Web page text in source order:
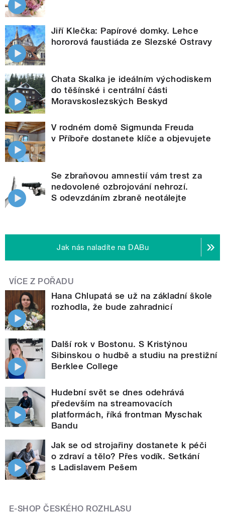
Jiří Klečka: Papírové domky. Lehce
hororová faustiáda ze Slezské Ostravy
Chata Skalka je ideálním východiskem
do těšínské i centrální části
Moravskoslezských Beskyd
V rodném domě Sigmunda Freuda
v Příboře dostanete klíče a objevujete
Se zbraňovou amnestií vám trest za
nedovolené ozbrojování nehrozí.
S odevzdáním zbraně neotálejte
Jak nás naladíte na DABu
VÍCE Z POŘADU
Hana Chlupatá se už na základní škole
rozhodla, že bude zahradnicí
Další rok v Bostonu. S Kristýnou
Sibinskou o hudbě a studiu na prestižní
Berklee College
Hudební svět se dnes odehrává
především na streamovacích
platformách, říká frontman Myschak
Bandu
Jak se od strojařiny dostanete k péči
o zdraví a tělo? Přes vodík. Setkání
s Ladislavem Pešem
E-SHOP ČESKÉHO ROZHLASU